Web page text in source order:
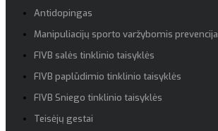
Antidopingas
Manipuliacijų sporto varžybomis prevencija
FIVB salės tinklinio taisyklės
FIVB paplūdimio tinklinio taisyklės
FIVB Sniego tinklinio taisyklės
Teisėjų gestai